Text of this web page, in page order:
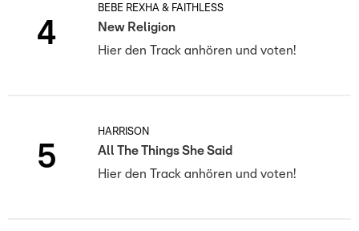
4
BEBE REXHA & FAITHLESS
New Religion
Hier den Track anhören und voten!
5
HARRISON
All The Things She Said
Hier den Track anhören und voten!